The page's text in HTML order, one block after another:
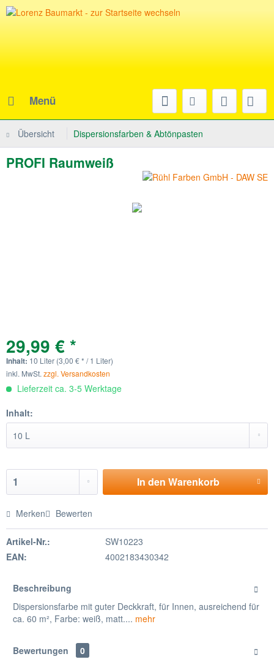
Menü
Übersicht Dispersionsfarben & Abtönpasten
PROFI Raumweiß
29,99 € *
Inhalt: 10 Liter (3,00 € * / 1 Liter)
inkl. MwSt. zzgl. Versandkosten
Lieferzeit ca. 3-5 Werktage
Inhalt:
In denWarenkorb
Merken Bewerten
Artikel-Nr.:
SW10223
EAN:
4002183430342
Beschreibung
Dispersionsfarbe mit guter Deckkraft, für Innen, ausreichend für
ca. 60 m², Farbe: weiß, matt.... mehr
Bewertungen
0